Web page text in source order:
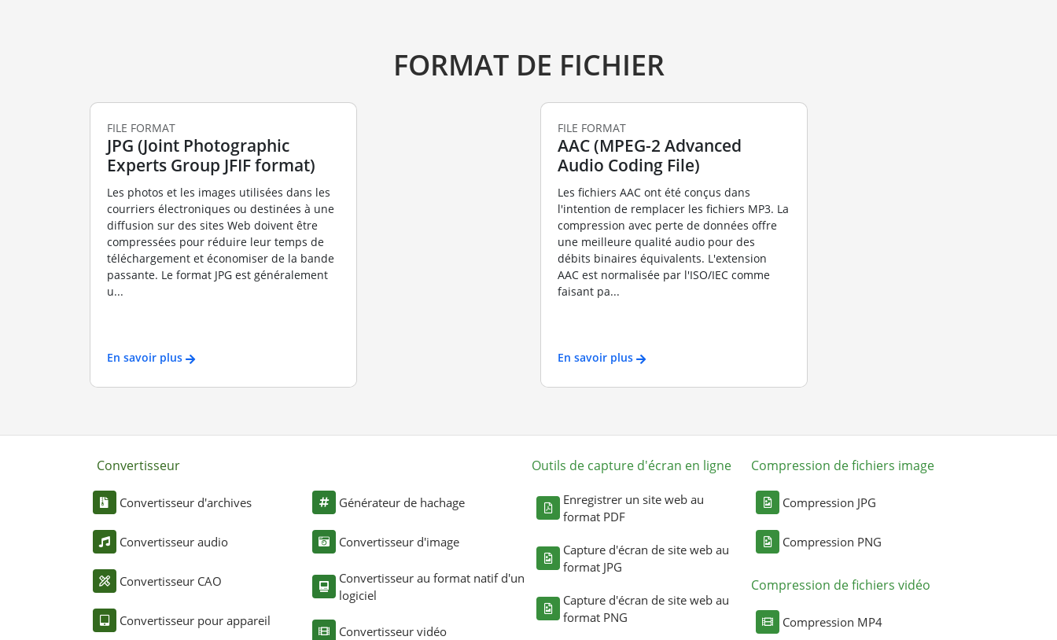
FORMAT DE FICHIER
FILE FORMAT
JPG (Joint Photographic
Experts Group JFIF format)
Les photos et les images utilisées dans les
courriers électroniques ou destinées à une
diffusion sur des sites Web doivent être
compressées pour réduire leur temps de
téléchargement et économiser de la bande
passante. Le format JPG est généralement
u...
En savoir plus
FILE FORMAT
AAC (MPEG-2 Advanced
Audio Coding File)
Les fichiers AAC ont été conçus dans
l'intention de remplacer les fichiers MP3. La
compression avec perte de données offre
une meilleure qualité audio pour des
débits binaires équivalents. L'extension
AAC est normalisée par l'ISO/IEC comme
faisant pa...
En savoir plus
Convertisseur
Convertisseur d'archives
Convertisseur audio
Convertisseur CAO
Convertisseur pour appareil
Générateur de hachage
Convertisseur d'image
Convertisseur au format natif d'un
logiciel
Convertisseur vidéo
Outils de capture d'écran en ligne
Enregistrer un site web au
format PDF
Capture d'écran de site web au
format JPG
Capture d'écran de site web au
format PNG
Compression de fichiers image
Compression JPG
Compression PNG
Compression de fichiers vidéo
Compression MP4